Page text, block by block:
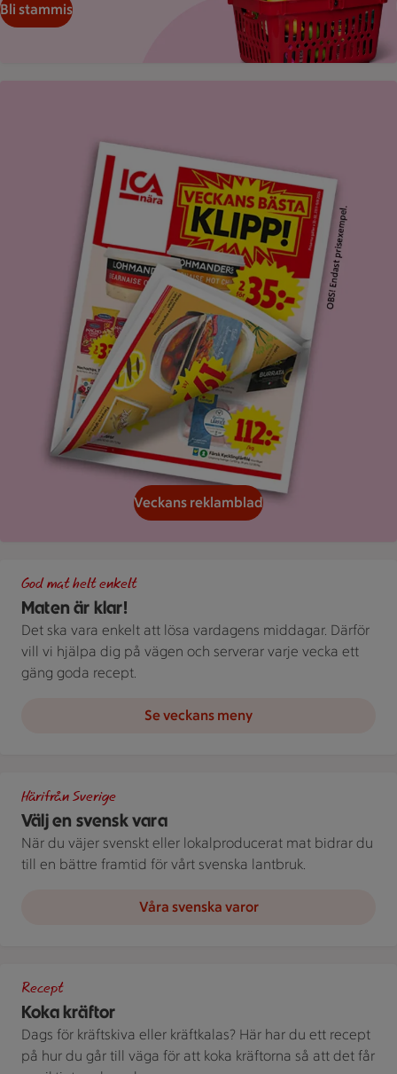
Bli stammis
Veckans reklamblad
Maten är klar!
God mat helt enkelt
Det ska vara enkelt att lösa vardagens middagar. Därför
vill vi hjälpa dig på vägen och serverar varje vecka ett
gäng goda recept.
Se veckans meny
Välj en svensk vara
Härifrån Sverige
När du väjer svenskt eller lokalproducerat mat bidrar du
till en bättre framtid för vårt svenska lantbruk.
Våra svenska varor
Koka kräftor
Recept
Dags för kräftskiva eller kräftkalas? Här har du ett recept
på hur du går till väga för att koka kräftorna så att det får